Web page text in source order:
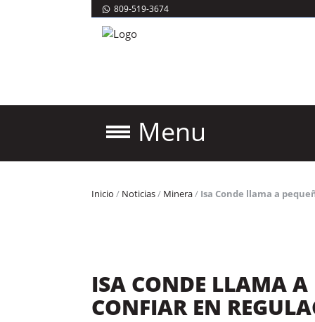
809-519-3674
Menu
Inicio / Noticias/ Minera/ Isa Conde llama a
ISA CONDE LLAMA A
CONFIAR EN